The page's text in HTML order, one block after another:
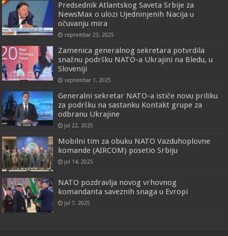
Predsednik Atlantskog Saveta Srbije za
NewsMax o ulozi Ujedninjenih Nacija u
očuvanju mira
septembar 23, 2025
Zamenica generalnog sekretara potvrdila
snažnu podršku NATO-a Ukrajini na Bledu, u
Sloveniji
septembar 1, 2025
Generalni sekretar NATO-a ističe novu priliku
za podršku na sastanku Kontakt grupe za
odbranu Ukrajine
jul 22, 2025
Mobilni tim za obuku NATO Vazduhoplovne
komande (AIRCOM) posetio Srbiju
jul 14, 2025
NATO pozdravlja novog vrhovnog
komandanta saveznih snaga u Evropi
jul 7, 2025